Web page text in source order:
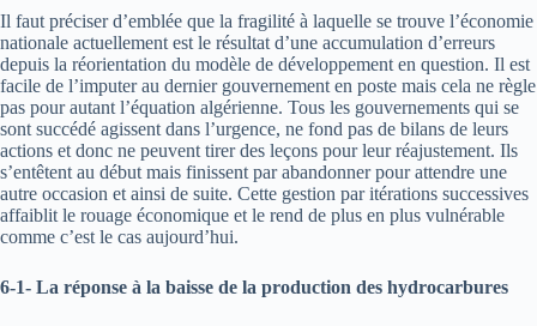
Il faut préciser d’emblée que la fragilité à laquelle se trouve l’économie
nationale actuellement est le résultat d’une accumulation d’erreurs
depuis la réorientation du modèle de développement en question. Il est
facile de l’imputer au dernier gouvernement en poste mais cela ne règle
pas pour autant l’équation algérienne. Tous les gouvernements qui se
sont succédé agissent dans l’urgence, ne fond pas de bilans de leurs
actions et donc ne peuvent tirer des leçons pour leur réajustement. Ils
s’entêtent au début mais finissent par abandonner pour attendre une
autre occasion et ainsi de suite. Cette gestion par itérations successives
affaiblit le rouage économique et le rend de plus en plus vulnérable
comme c’est le cas aujourd’hui.
6-1- La réponse à la baisse de la production des hydrocarbures